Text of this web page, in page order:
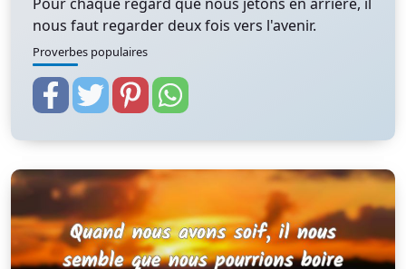
nous faut regarder deux fois vers l'avenir.
Proverbes populaires